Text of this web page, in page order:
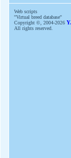
Web scripts
''Virtual breed database''
Copyright ©, 2004-2026
All rights reserved.